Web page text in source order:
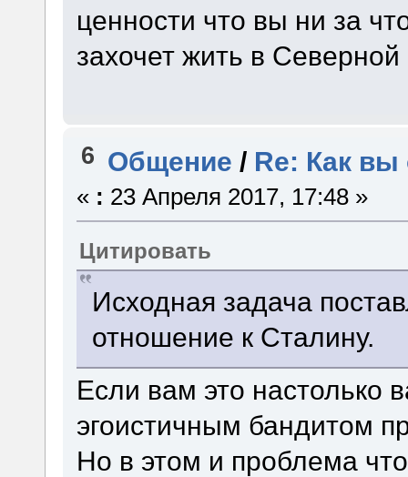
ценности что вы ни за
захочет жить в
6 Общение / Re: Как вы
« : 23 Апреля 2017, 17:48 »
Цитировать
Исходная задача
отношение к Сталину.
Если вам это настолько
эгоистичным бандитом
Но в этом и проблема